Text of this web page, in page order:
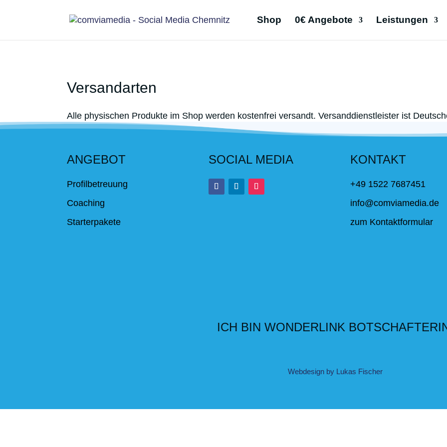
Shop 0€ Angebote Leistungen
Versandarten
Alle physischen Produkte im Shop werden kostenfrei versandt. Versanddienstleister ist
ANGEBOT
Profilbetreuung
Coaching
Starterpakete
SOCIAL MEDIA KONTAKT
+49 1522 7687451
info@comviamedia.de
zum Kontaktformular
ICH BIN WONDERLINK
Webdesign by Lukas Fischer